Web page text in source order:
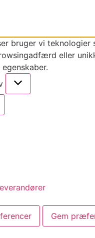
bruger vi
eller
Gem